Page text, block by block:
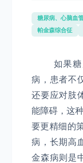
糖尿病、心脑血
帕金森综合征
如果糖尿
病，患者不
还要应对肢
能障碍，这
要更精细的
病，长期高
金森病则是